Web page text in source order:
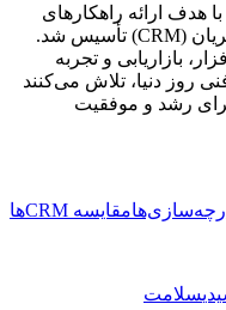
شرکت پرشین سی آر ام در سال ۱۳۹۸ با هدف ارائه راهکارهای
نوآورانه در حوزه مدیریت ارتباط با مشتریان (CRM) تأسیس شد.
بازاریابی و تجربه
روز دنیا، تلاش می‌کنند
برای رشد و موفقیت
مقایسه CRMها
سلامت